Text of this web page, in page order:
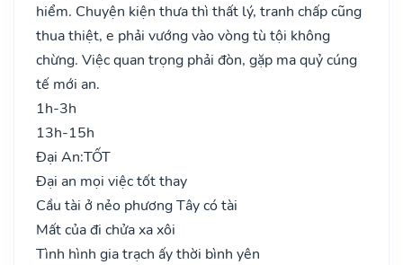
hiểm. Chuyện kiện thưa thì thất lý, tranh chấp cũng
thua thiệt, e phải vướng vào vòng tù tội không
chừng. Việc quan trọng phải đòn, gặp ma quỷ cúng
tế mới an.
1h-3h
13h-15h
Đại An:TỐT
Đại an mọi việc tốt thay
Cầu tài ở nẻo phương Tây có tài
Mất của đi chửa xa xôi
Tình hình gia trạch ấy thời bình yên